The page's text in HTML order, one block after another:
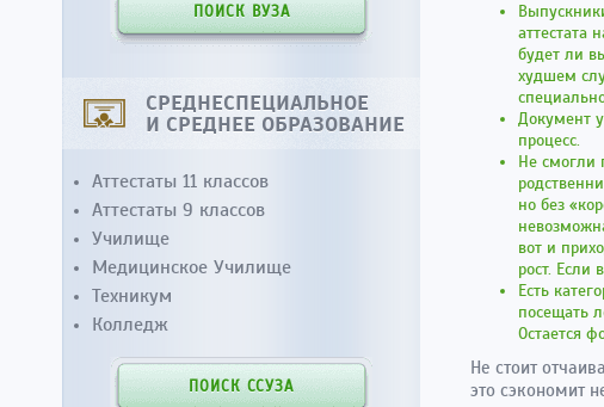
аттестата
будет ли
худшем
Документ
процесс.
Не смогли
но без
вот и
рост. Если
Есть
посещать
Остается
Не стоит
это сэкономит
ПОИСК ВУЗА
СРЕДНЕСПЕЦИАЛЬНОЕ
И СРЕДНЕЕ ОБРАЗОВАНИЕ
Аттестаты 11 классов
Аттестаты 9 классов
Училище
Медицинское Училище
Техникум
Колледж
ПОИСК ССУЗА